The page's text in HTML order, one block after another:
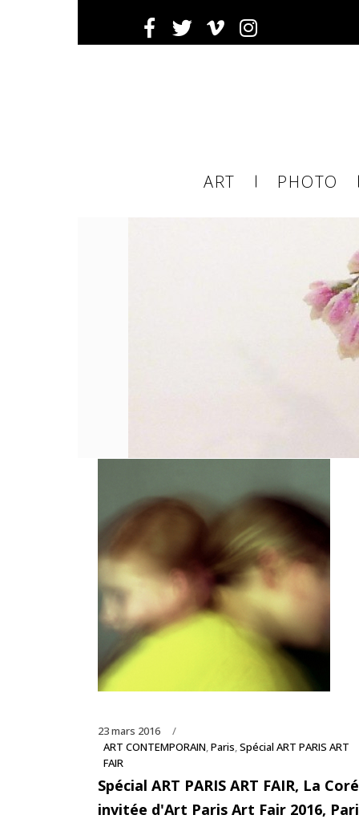
ART PHOTO
23 mars 2016
ART CONTEMPORAIN,Paris,Spécial ART PARIS ART
FAIR
Spécial ART PARIS ART FAIR, La
invitée d'Art Paris Art Fair 2016,